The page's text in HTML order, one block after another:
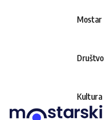
Mostar
Društvo
Kultura